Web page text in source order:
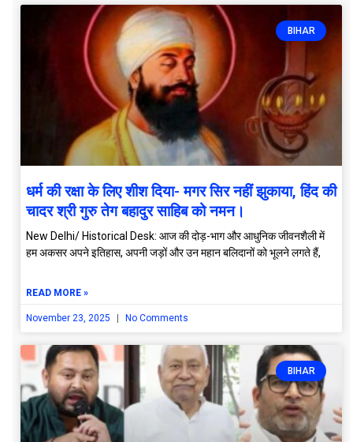
BIHAR
धर्म की रक्षा के लिए शीश दिया- मगर सिर नहीं झुकाया, हिंद की
चादर श्री गुरु तेग बहादुर साहिब को नमन।
New Delhi/ Historical Desk: आज की दोड़-भाग और आधुनिक जीवनशैली में
हम अकसर अपने इतिहास, अपनी जड़ों और उन महान बलिदानों को भूलने लगते हैं,
READ MORE »
November 23, 2025 No Comments
BIHAR